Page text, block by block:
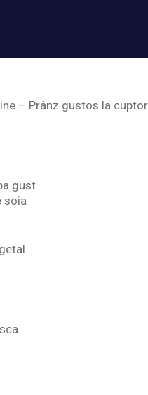
– Prânz gustos la cuptor
gust
soia